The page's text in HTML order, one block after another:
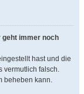
geht immer noch
hast und die
vermutlich falsch.
beheben kann.